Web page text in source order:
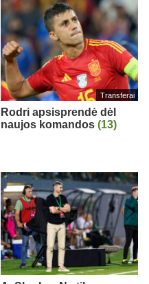
Transferai
Rodri apsisprendė dėl
naujos komandos (13)